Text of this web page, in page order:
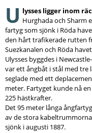
U lysses ligger inom
Hurghada och Sharm
fartyg som sjönk i Röda
den hårt trafikerade rutten
Suezkanalen och Röda
Ulysses byggdes i
var ett ångbåt i stål med tre
seglade med ett
meter. Fartyget kunde nå
225 hästkrafter.
Det 95 meter långa
av de stora
sjönk i augusti 1887.